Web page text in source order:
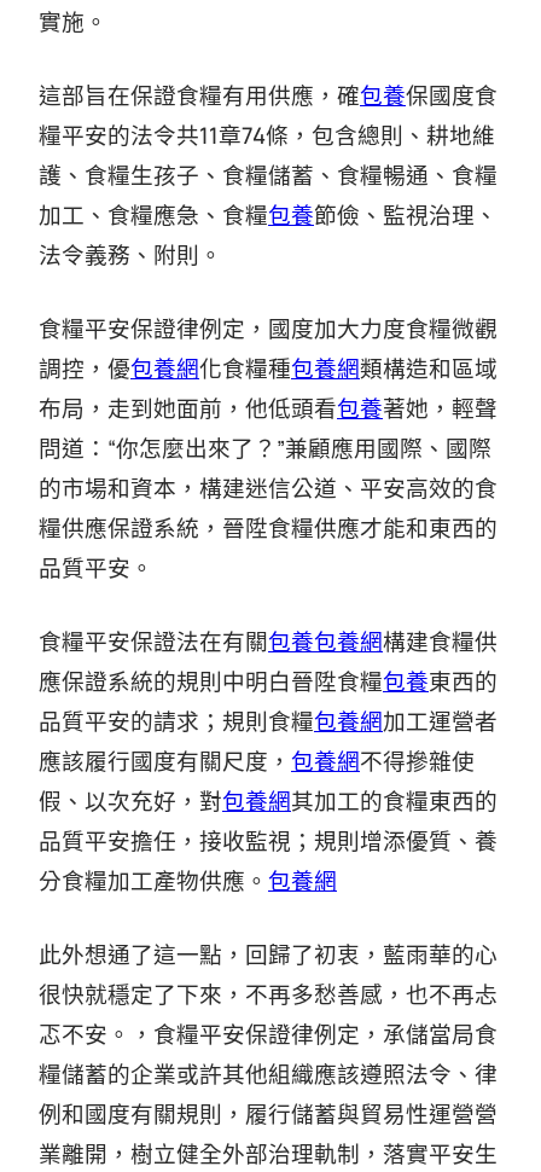
實施。
這部旨在保證食糧有用供應，確包養保國度食
糧平安的法令共11章74條，包含總則、耕地維
護、食糧生孩子、食糧儲蓄、食糧暢通、食糧
加工、食糧應急、食糧包養節儉、監視治理、
法令義務、附則。
食糧平安保證律例定，國度加大力度食糧微觀
調控，優包養網化食糧種包養網類構造和區域
布局，走到她面前，他低頭看包養著她，輕聲
問道：“你怎麼出來了？”兼顧應用國際、國際
的市場和資本，構建迷信公道、平安高效的食
糧供應保證系統，晉陞食糧供應才能和東西的
品質平安。
食糧平安保證法在有關包養包養網構建食糧供
應保證系統的規則中明白晉陞食糧包養東西的
品質平安的請求；規則食糧包養網加工運營者
應該履行國度有關尺度， 包養網不得摻雜使
假、以次充好，對包養網其加工的食糧東西的
品質平安擔任，接收監視；規則增添優質、養
分食糧加工產物供應。 包養網
此外想通了這一點，回歸了初衷，藍雨華的心
很快就穩定了下來，不再多愁善感，也不再忐
忑不安。，食糧平安保證律例定，承儲當局食
糧儲蓄的企業或許其他組織應該遵照法令、律
例和國度有關規則，履行儲蓄與貿易性運營營
業離開，樹立健全外部治理軌制，落實平安生